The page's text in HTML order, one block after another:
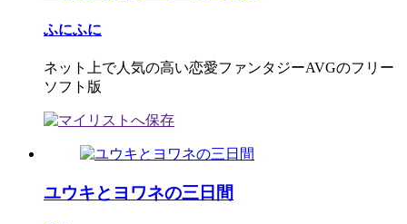
ふにふに
ネット上で人気の高い恋愛ファンタジーAVGのフリー
ソフト版
ユウキとヨワネの三日間